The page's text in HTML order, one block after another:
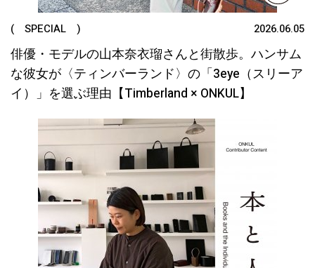
( SPECIAL ) 2026.06.05
俳優・モデルの山本奈衣瑠さんと街散歩。ハンサム
な彼女が〈ティンバーランド〉の「3eye（スリーア
イ）」を選ぶ理由【Timberland × ONKUL】